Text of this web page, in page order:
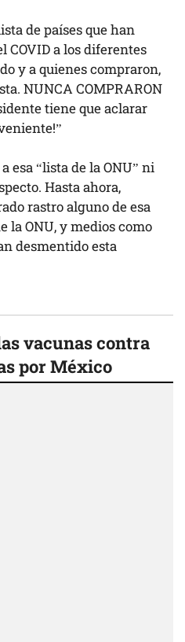
de países que han
COVID a los diferentes
y a quienes compraron,
NUNCA COMPRARON
tiene que aclarar
esa “lista de la ONU” ni
Hasta ahora,
rastro alguno de esa
la ONU, y medios como
desmentido esta
vacunas contra
por México